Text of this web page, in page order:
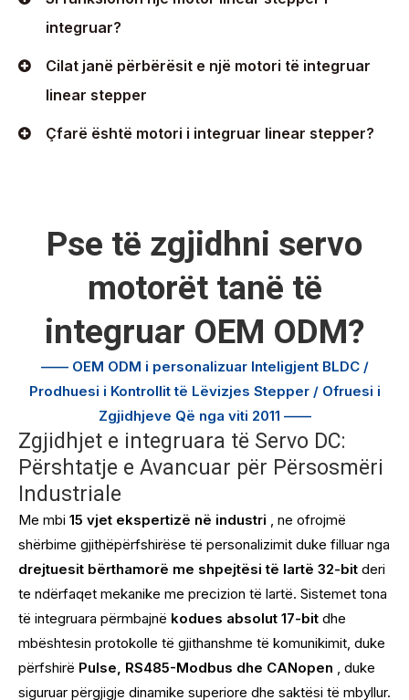
integruar?
Cilat janë përbërësit e një motori të integruar
linear stepper
Çfarë është motori i integruar linear stepper?
Pse të zgjidhni servo
motorët tanë të
integruar OEM ODM?
—— OEM ODM i personalizuar Inteligjent BLDC /
Prodhuesi i Kontrollit të Lëvizjes Stepper / Ofruesi i
Zgjidhjeve Që nga viti 2011 ——
Zgjidhjet e integruara të Servo DC:
Përshtatje e Avancuar për Përsosmëri
Industriale
Me mbi 15 vjet ekspertizë në industri , ne ofrojmë
shërbime gjithëpërfshirëse të personalizimit duke filluar nga
drejtuesit bërthamorë me shpejtësi të lartë 32-bit deri
te ndërfaqet mekanike me precizion të lartë. Sistemet tona
të integruara përmbajnë kodues absolut 17-bit dhe
mbështesin protokolle të gjithanshme të komunikimit, duke
përfshirë Pulse, RS485-Modbus dhe CANopen , duke
siguruar përgjigje dinamike superiore dhe saktësi të mbyllur.